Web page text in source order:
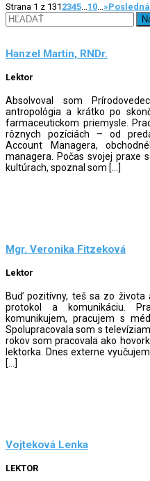
Strana 1 z 131 2345 10 »Posledná
Hľadať:
Hanzel Martin, RNDr.
Lektor
Absolvoval som
antropológia a krátko po
farmaceutickom priemysle.
rôznych pozíciách – od
Account Managera,
managera. Počas svojej praxe
kultúrach, spoznal som […]
Mgr. Veronika Fitzeková
Lektor
Buď pozitívny, teš sa zo života
protokol a komunikáciu.
komunikujem, pracujem s
Spolupracovala som s
rokov som pracovala ako
lektorka. Dnes externe
[…]
Vojteková Lenka
LEKTOR